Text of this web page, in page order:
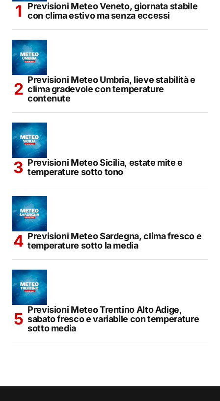
Previsioni Meteo Veneto, giornata stabile
con clima estivo ma senza eccessi
Previsioni Meteo Umbria, lieve stabilità e
clima gradevole con temperature
contenute
Previsioni Meteo Sicilia, estate mite e
temperature sotto tono
Previsioni Meteo Sardegna, clima fresco e
temperature sotto la media
Previsioni Meteo Trentino Alto Adige,
sabato fresco e variabile con temperature
sotto media